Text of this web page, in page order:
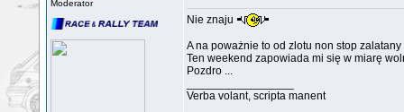
Moderator
Nie znaju
A na poważnie to od zlotu non stop
Ten weekend zapowiada mi się w miarę
Pozdro ...
Verba volant, scripta manent